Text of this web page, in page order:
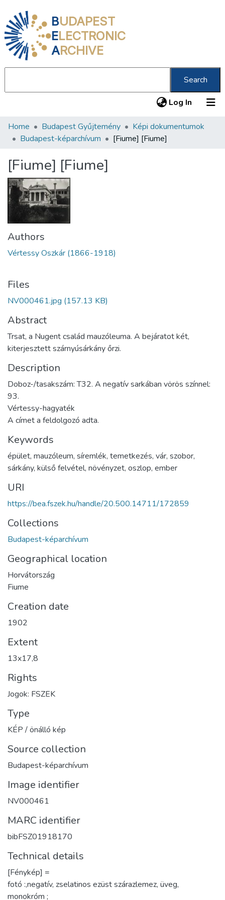
BUDAPEST
ELECTRONIC
ARCHIVE
Search
Log In (current)
Communities & Collections
Statistics
About us
Home Budapest Gyűjtemény
Képi dokumentumok
Budapest-képarchívum
[Fiume] [Fiume]
[Fiume] [Fiume]
Authors
Vértessy Oszkár (1866-1918)
Files
NV000461.jpg (157.13 KB)
Abstract
Trsat, a Nugent család mauzóleuma. A bejáratot két,
kiterjesztett szárnyúsárkány őrzi.
Description
Doboz-/tasakszám: T32. A negatív sarkában vörös színnel:
93.
Vértessy-hagyaték
A címet a feldolgozó adta.
Keywords
épület, mauzóleum, síremlék, temetkezés, vár, szobor,
sárkány, külső felvétel, növényzet, oszlop, ember
URI
https://bea.fszek.hu/handle/20.500.14711/172859
Collections
Budapest-képarchívum
Geographical location
Horvátország
Fiume
Creation date
1902
Extent
13x17,8
Rights
Jogok: FSZEK
Type
KÉP / önálló kép
Source collection
Budapest-képarchívum
Image identifier
NV000461
MARC identifier
bibFSZ01918170
Technical details
[Fénykép] =
fotó :,negatív, zselatinos ezüst szárazlemez, üveg,
monokróm ;